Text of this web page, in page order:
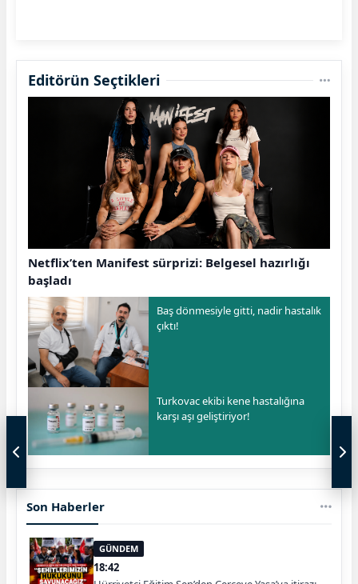
Editörün Seçtikleri
Netflix’ten Manifest sürprizi: Belgesel hazırlığı
başladı
Baş dönmesiyle gitti, nadir hastalık
çıktı!
Turkovac ekibi kene hastalığına
karşı aşı geliştiriyor!
Son Haberler
GÜNDEM
18:42